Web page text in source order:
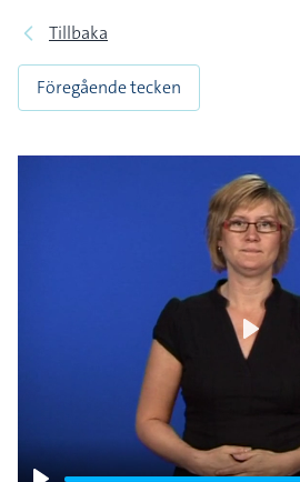
Tillbaka
Föregående tecken
Play